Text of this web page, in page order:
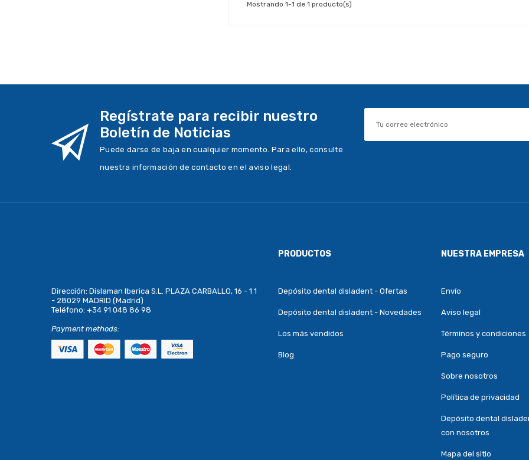
Mostrando 1-1 de 1 producto(s)
Regístrate para recibir nuestro
Boletín de Noticias
Puede darse de baja en cualquier momento. Para ello, consulte
nuestra información de contacto en el aviso legal.
Dirección: Dislaman Iberica S.L. PLAZA CARBALLO, 16 - 1 1
- 28029 MADRID (Madrid)
Teléfono: +34 91 048 86 98
Payment methods:
PRODUCTOS
Depósito dental disladent - Ofertas
Depósito dental disladent - Novedades
Los más vendidos
Blog
NUESTRA EMPRESA
Envío
Aviso legal
Términos y condiciones
Pago seguro
Sobre nosotros
Política de privacidad
Depósito dental
con nosotros
Mapa del sitio